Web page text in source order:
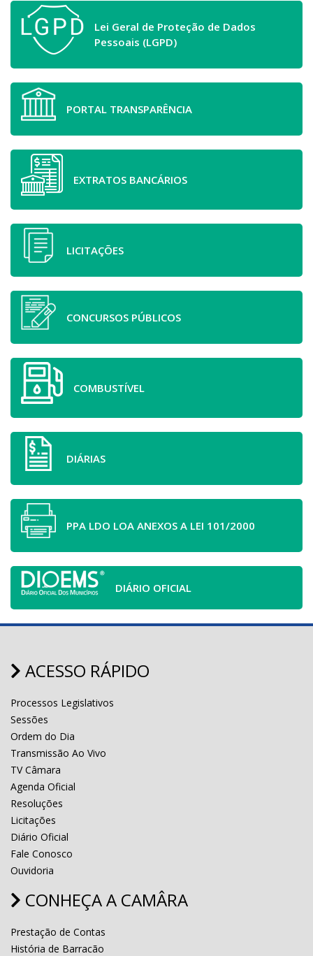
Lei Geral de Proteção de Dados
Pessoais (LGPD)
PORTAL TRANSPARÊNCIA
EXTRATOS BANCÁRIOS
LICITAÇÕES
CONCURSOS PÚBLICOS
COMBUSTÍVEL
DIÁRIAS
PPA LDO LOA ANEXOS A LEI 101/2000
DIÁRIO OFICIAL
ACESSO RÁPIDO
Processos Legislativos
Sessões
Ordem do Dia
Transmissão Ao Vivo
TV Câmara
Agenda Oficial
Resoluções
Licitações
Diário Oficial
Fale Conosco
Ouvidoria
CONHEÇA A CAMÂRA
Prestação de Contas
História de Barracão